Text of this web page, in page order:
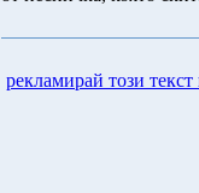
рекламирай този